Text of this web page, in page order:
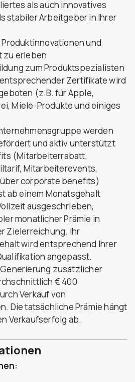
als auch innovatives
stabiler Arbeitgeber in Ihrer
und
zu erleben
zum Produktspezialisten
Zertifikate wird
(z.B. für Apple,
Miele-Produkte und einiges
werden
und aktiv unterstützt
(Mitarbeiterrabatt,
Mitarbeiterevents,
corporate benefits)
ab einem Monatsgehalt
ausgeschrieben,
monatlicher Prämie in
Zielerreichung. Ihr
wird entsprechend Ihrer
angepasst.
zusätzlicher
€ 400
Verkauf von
Die tatsächliche Prämie hängt
Verkaufserfolg ab.